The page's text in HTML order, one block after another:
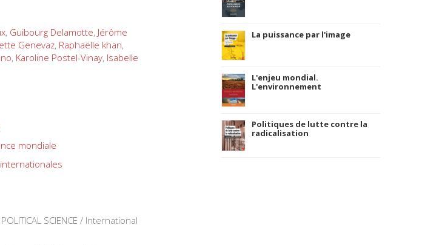
, Guibourg Delamotte, Jérôme
Genevaz, Raphaëlle khan,
, Karoline Postel-Vinay, Isabelle
mondiale
SCIENCE / International
La puissance par l'image
L'enjeu mondial.
L'environnement
Politiques de lutte contre la
radicalisation